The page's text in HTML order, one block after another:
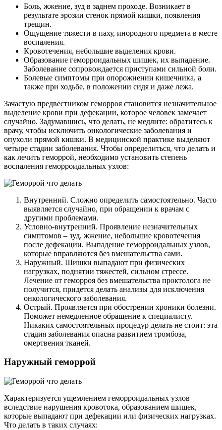
Боль, жжение, зуд в заднем проходе. Возникает в
результате эрозии стенок прямой кишки, появления
трещин.
Ощущение тяжести в паху, инородного предмета в месте
воспаления.
Кровотечения, небольшие выделения крови.
Образование геморроидальных шишек, их выпадение.
Заболевание сопровождается приступами сильной боли.
Болевые симптомы при опорожнении кишечника, а
также при ходьбе, в положении сидя и даже лежа.
Зачастую предвестником геморроя становится незначительное
выделение крови при дефекации, которое человек замечает
случайно. Задумавшись, что делать, не медлите: обратитесь к
врачу, чтобы исключить онкологические заболевания и
опухоли прямой кишки. В медицинской практике выделяют
четыре стадии заболевания. Чтобы определиться, что делать и
как лечить геморрой, необходимо установить степень
воспаления геморроидальных узлов:
Внутренний. Сложно определить самостоятельно. Часто
выявляется случайно, при обращении к врачам с
другими проблемами.
Условно-внутренний. Проявление незначительных
симптомов – зуд, жжение, небольшие кровотечения
после дефекации. Выпадение геморроидальных узлов,
которые вправляются без вмешательства сами.
Наружный. Шишки выпадают при физических
нагрузках, поднятии тяжестей, сильном стрессе.
Лечение от геморроя без вмешательства проктолога не
получится, придется делать анализы для исключения
онкологического заболевания.
Острый. Проявляется при обострении хроники болезни.
Поможет немедленное обращение к специалисту.
Никаких самостоятельных процедур делать не стоит: эта
стадия заболевания опасна развитием тромбоза,
омертвения тканей.
Наружный геморрой
Характеризуется ущемлением геморроидальных узлов
вследствие нарушения кровотока, образованием шишек,
которые выпадают при дефекации или физических нагрузках.
Что делать в таких случаях: